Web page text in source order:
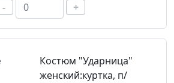
- +
Костюм "Ударница"
женский:куртка, п/